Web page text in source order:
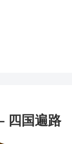
四国遍路